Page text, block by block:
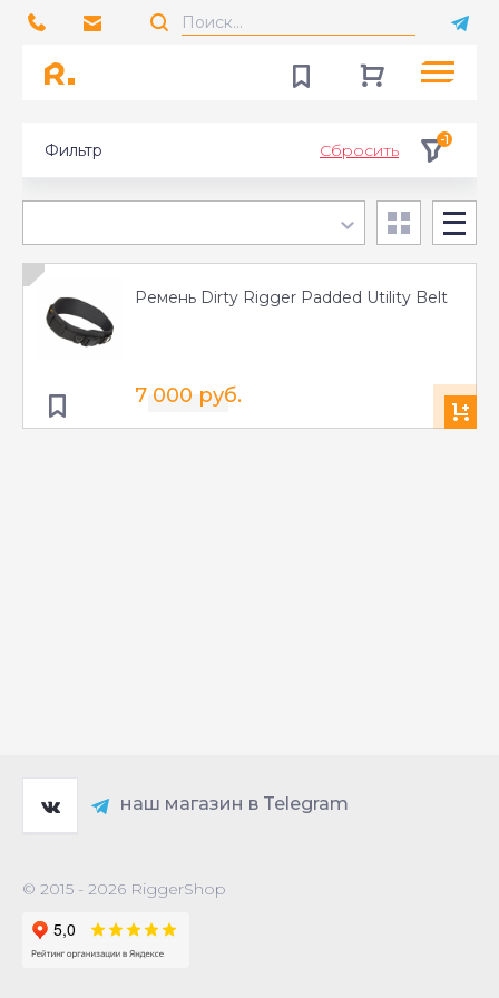
Фильтр Сбросить
-1
Ремень Dirty Rigger Padded Utility Belt
7 000 руб.
наш магазин в Telegram
© 2015 - 2026 RiggerShop